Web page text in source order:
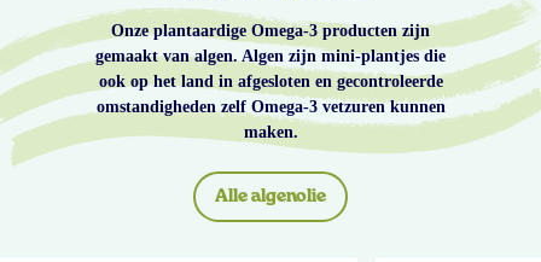
Onze plantaardige Omega-3 producten zijn
gemaakt van algen. Algen zijn mini-plantjes die
ook op het land in afgesloten en gecontroleerde
omstandigheden zelf Omega-3 vetzuren kunnen
maken.
Alle algenolie